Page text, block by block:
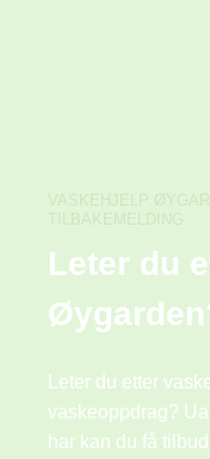
VASKEHJELP
TILBAKEMELDING
Leter du
Leter du etter
vaskeoppdrag?
har kan du få